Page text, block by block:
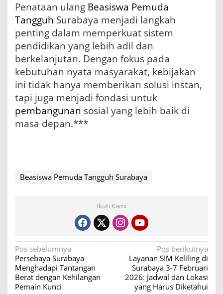
Penataan ulang Beasiswa Pemuda
Tangguh Surabaya menjadi langkah
penting dalam memperkuat sistem
pendidikan yang lebih adil dan
berkelanjutan. Dengan fokus pada
kebutuhan nyata masyarakat, kebijakan
ini tidak hanya memberikan solusi instan,
tapi juga menjadi fondasi untuk
pembangunan sosial yang lebih baik di
masa depan.***
Beasiswa Pemuda Tangguh Surabaya
Ikuti Kami
N
a
v
i
Pos sebelumnya
Persebaya Surabaya
Menghadapi Tantangan
Berat dengan Kehilangan
Pemain Kunci
Pos berikutnya
Layanan SIM Keliling di
Surabaya 3-7 Februari
2026: Jadwal dan Lokasi
yang Harus Diketahui